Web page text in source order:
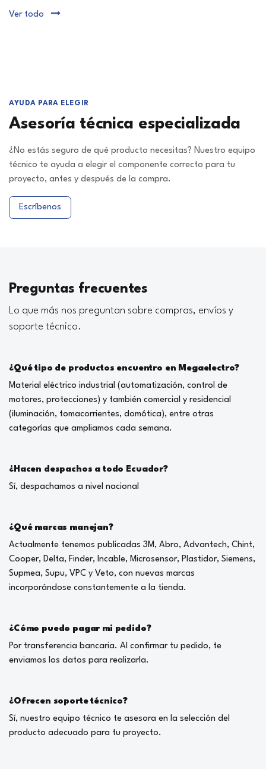
Ver todo
AYUDA PARA ELEGIR
Asesoría técnica especializada
¿No estás seguro de qué producto necesitas? Nuestro equipo
técnico te ayuda a elegir el componente correcto para tu
proyecto, antes y después de la compra.
Escríbenos
Preguntas frecuentes
Lo que más nos preguntan sobre compras, envíos y
soporte técnico.
¿Qué tipo de productos encuentro en Megaelectro?
Material eléctrico industrial (automatización, control de
motores, protecciones) y también comercial y residencial
(iluminación, tomacorrientes, domótica), entre otras
categorías que ampliamos cada semana.
¿Hacen despachos a todo Ecuador?
Sí, despachamos a nivel nacional
¿Qué marcas manejan?
Actualmente tenemos publicadas 3M, Abro, Advantech, Chint,
Cooper, Delta, Finder, Incable, Microsensor, Plastidor, Siemens,
Supmea, Supu, VPC y Veto, con nuevas marcas
incorporándose constantemente a la tienda.
¿Cómo puedo pagar mi pedido?
Por transferencia bancaria. Al confirmar tu pedido, te
enviamos los datos para realizarla.
¿Ofrecen soporte técnico?
Sí, nuestro equipo técnico te asesora en la selección del
producto adecuado para tu proyecto.